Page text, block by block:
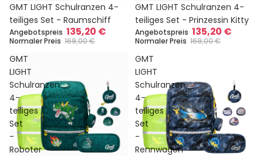
Sale
GMT LIGHT Schulranzen 4-
teiliges Set - Raumschiff
Angebotspreis 135,20 €
Normaler Preis 169,00 €
Sale
GMT LIGHT Schulranzen 4-
teiliges Set - Prinzessin Kitty
Angebotspreis 135,20 €
Normaler Preis 169,00 €
GMT
LIGHT
Schulranzen
4-
teiliges
Set
-
Roboter
GMT
LIGHT
Schulranzen
4-
teiliges
Set
-
Rennwagen